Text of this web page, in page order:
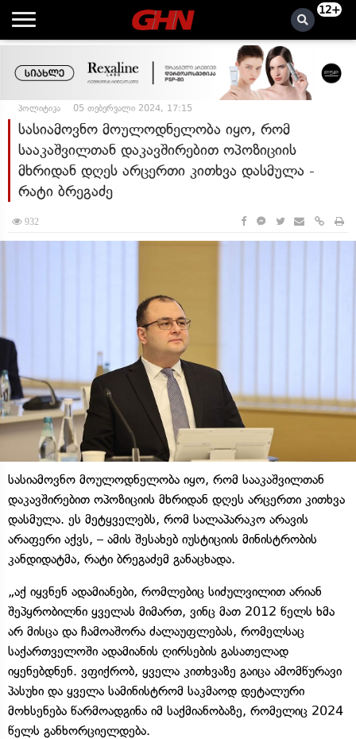
12+
პოლიტიკა 05 თებერვალი 2024, 17:15
სასიამოვნო მოულოდნელობა იყო, რომ
სააკაშვილთან დაკავშირებით ოპოზიციის
მხრიდან დღეს არცერთი კითხვა დასმულა -
რატი ბრეგაძე
932
სასიამოვნო მოულოდნელობა იყო, რომ სააკაშვილთან
დაკავშირებით ოპოზიციის მხრიდან დღეს არცერთი კითხვა
დასმულა. ეს მეტყველებს, რომ სალაპარაკო არავის
არაფერი აქვს, – ამის შესახებ იუსტიციის მინისტრობის
კანდიდატმა, რატი ბრეგაძემ განაცხადა.
„აქ იყვნენ ადამიანები, რომლებიც სიძულვილით არიან
შეპყრობილნი ყველას მიმართ, ვინც მათ 2012 წელს ხმა
არ მისცა და ჩამოაშორა ძალაუფლებას, რომელსაც
საქართველოში ადამიანის ღირსების გასათელად
იყენებდნენ. ვფიქრობ, ყველა კითხვაზე გაიცა ამომწურავი
პასუხი და ყველა სამინისტრომ საკმაოდ დეტალური
მოხსენება წარმოადგინა იმ საქმიანობაზე, რომელიც 2024
წელს განხორციელდება.